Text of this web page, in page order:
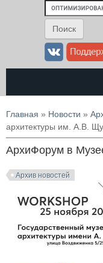
Вы здесь
Главная » Новости »
архитектуры им. А.В.
АрхиФорум в
Архив новостей